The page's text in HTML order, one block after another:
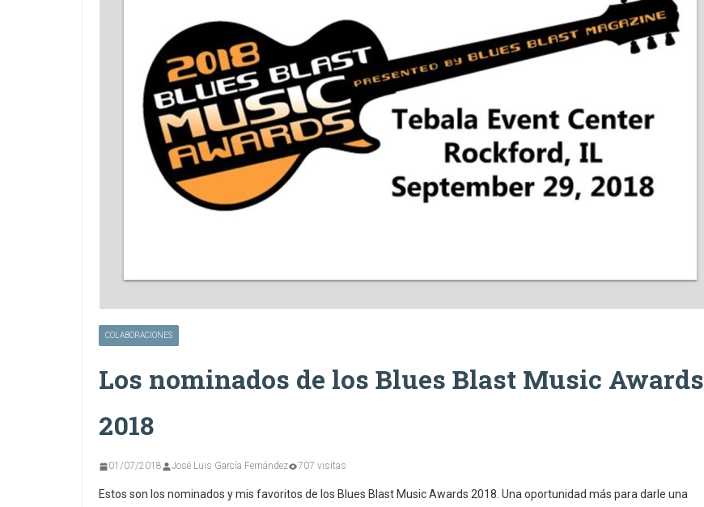
COLABORACIONES
Los nominados de los Blues Blast Music Awards
2018
01/07/2018 José Luis García Fernández 707 visitas
Estos son los nominados y mis favoritos de los Blues Blast Music Awards 2018. Una oportunidad más para darle una